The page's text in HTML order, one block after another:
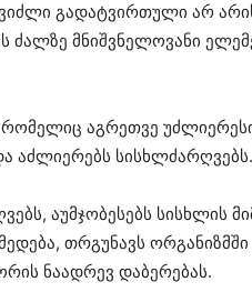
გადატვირთული არ
ძალზე მნიშვნელოვანი
აგრეთვე
აძლიერებს სისხლძარღვებს.
აუმჯობესებს სისხლის
თრგუნავს ორგანიზმში
ნაადრევ დაბერებას.